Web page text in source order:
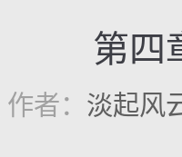
第四
作者： 淡起风